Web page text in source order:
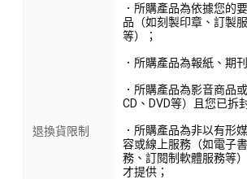
退換貨限制
．所購產品為依據您的
品（如刻製印章、訂製
等）；
．所購產品為報紙、期
．所購產品為影音商品
CD、DVD等）且您已拆
．所購產品為非以有形
容或線上服務（如電子
務、訂閱制軟體服務等
才提供；